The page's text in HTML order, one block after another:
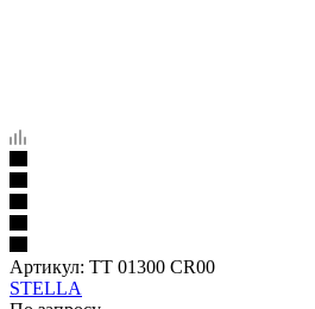
Артикул: TT 01300 CR00
STELLA